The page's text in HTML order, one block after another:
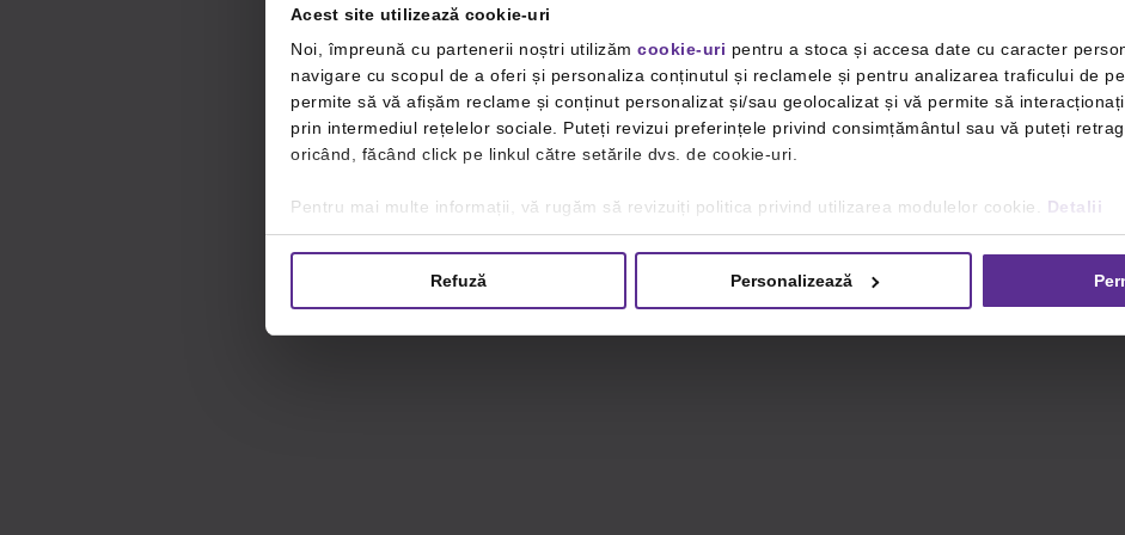
Acest site utilizează cookie-uri
Noi, împreună cu partenerii noștri utilizăm cookie-uri pentru a stoca și accesa date cu caracter
navigare cu scopul de a oferi și personaliza conținutul și reclamele și pentru analizarea traficului de
permite să vă afișăm reclame și conținut personalizat și/sau geolocalizat și vă permite să
prin intermediul rețelelor sociale. Puteți revizui preferințele privind consimțământul sau vă puteți
oricând, făcând click pe linkul către setările dvs. de cookie-uri.
Pentru mai multe informații, vă rugăm să revizuiți politica privind utilizarea modulelor cookie. Detalii
Refuză Personalizează